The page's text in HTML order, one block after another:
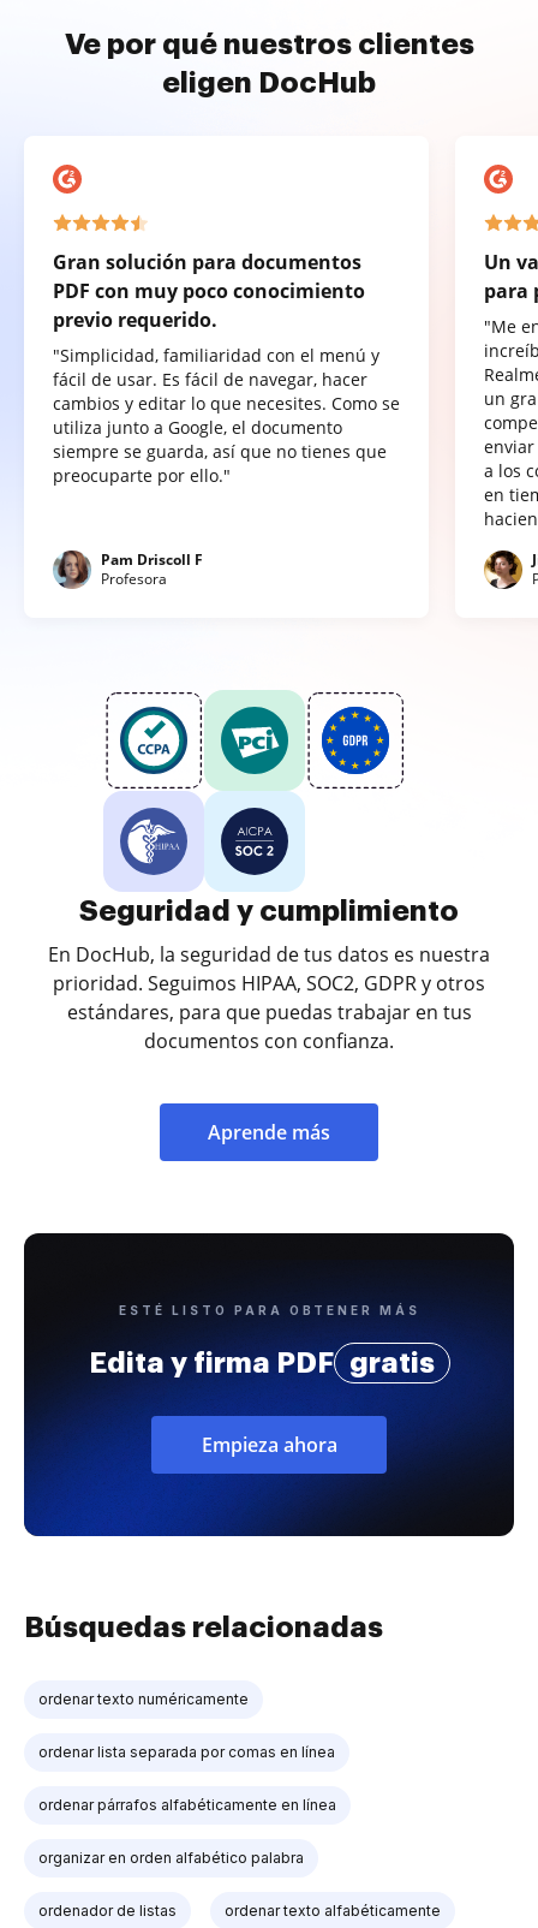
Ve por qué nuestros clientes
eligen DocHub
Gran solución para documentos
PDF con muy poco conocimiento
previo requerido.
"Simplicidad, familiaridad con el menú y
fácil de usar. Es fácil de navegar, hacer
cambios y editar lo que necesites. Como se
utiliza junto a Google, el documento
siempre se guarda, así que no tienes que
preocuparte por ello."
Pam Driscoll F
Profesora
Un
para
"Me
un
a los
en
Seguridad y cumplimiento
En DocHub, la seguridad de tus datos es nuestra
prioridad. Seguimos HIPAA, SOC2, GDPR y otros
estándares, para que puedas trabajar en tus
documentos con confianza.
Aprende más
ESTÉ LISTO PARA OBTENER MÁS
Edita y firma PDF gratis
Empieza ahora
Búsquedas relacionadas
ordenar texto numéricamente
ordenar lista separada por comas en línea
ordenar párrafos alfabéticamente en línea
organizar en orden alfabético palabra
ordenador de listas ordenar texto alfabéticamente